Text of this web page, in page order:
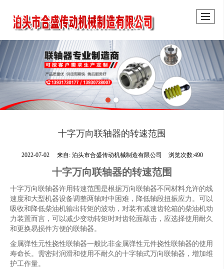
十字万向联轴器的转速范围
2022-07-02 来自: 泊头市合盛传动机械制造有限公司 浏览次数:490
十字万向联轴器的转速范围
十字万向联轴器许用转速范围是根据万向联轴器不同材料允许的线
速度和大型机器设备调整两轴对中困难，降低轴段扭振应力。可以
吸收和降低柴油机输出转矩的波动，对装有减速齿轮箱的柴油机动
力装置而言，可以减少变动转矩时对齿轮面敲击，应选择使用耐久
和更换易损件方便的联轴器。
金属弹性元性挠性联轴器一般比非金属弹性元件挠性联轴器的使用
寿命长。需密封润滑和使用不耐久的十字轴式万向联轴器，增加维
护工作量。